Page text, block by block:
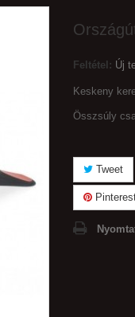
Feltétel: Új
Keskeny
Összsúly
Tweet